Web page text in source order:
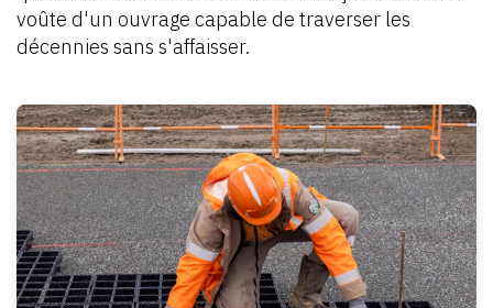
voûte d'un ouvrage capable de traverser les
décennies sans s'affaisser.